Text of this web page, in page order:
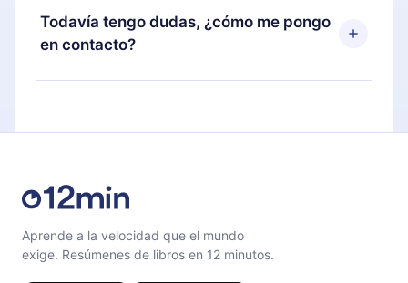
También puedes leer o escuchar tus títulos
favoritos sin conexión y desafiarte con un
puedes cancelar en cualquier momento y el
próximo ciclo de facturación no ocurrirá.
Todavía tengo dudas, ¿cómo me pongo
en contacto?
Siéntete libre de contactarnos en
Aprende a la velocidad que el mundo
exige. Resúmenes de libros en 12 minutos.